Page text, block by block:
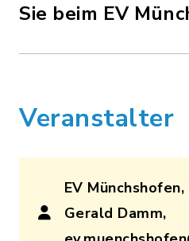
Sie beim EV
Veranstalter
EV
Gerald Damm,